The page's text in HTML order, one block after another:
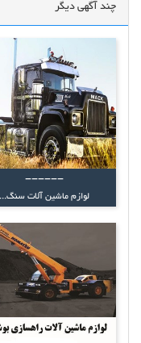
چند آگهی دیگر
------
لوازم ماشین آلات سنگ...